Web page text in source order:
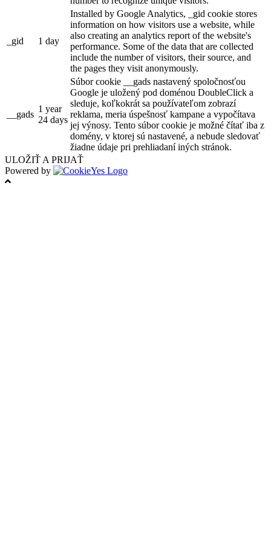
_gid 1 day
Installed by Google Analytics, _gid cookie stores
information on how visitors use a website, while
also creating an analytics report of the website's
performance. Some of the data that are collected
include the number of visitors, their source, and
the pages they visit anonymously.
__gads
1 year
24 days
Súbor cookie __gads nastavený spoločnosťou
Google je uložený pod doménou DoubleClick a
sleduje, koľkokrát sa používateľom zobrazí
reklama, meria úspešnosť kampane a vypočítava
jej výnosy. Tento súbor cookie je možné čítať iba z
domény, v ktorej sú nastavené, a nebude sledovať
žiadne údaje pri prehliadaní iných stránok.
ULOŽIŤ A PRIJAŤ
Powered by